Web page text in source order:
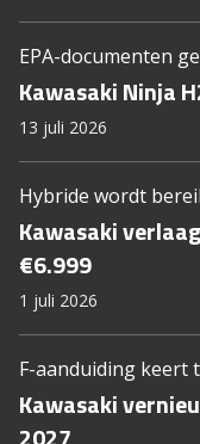
EPA-documenten
Kawasaki Ninja
13 juli 2026
Hybride wordt
Kawasaki
€6.999
1 juli 2026
F-aanduiding keert
Kawasaki